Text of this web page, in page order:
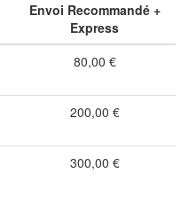
Envoi Recommandé +
Express
80,00 €
200,00 €
300,00 €